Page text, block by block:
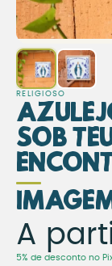
RELIGIOSO
Sob
A
5% de desconto no